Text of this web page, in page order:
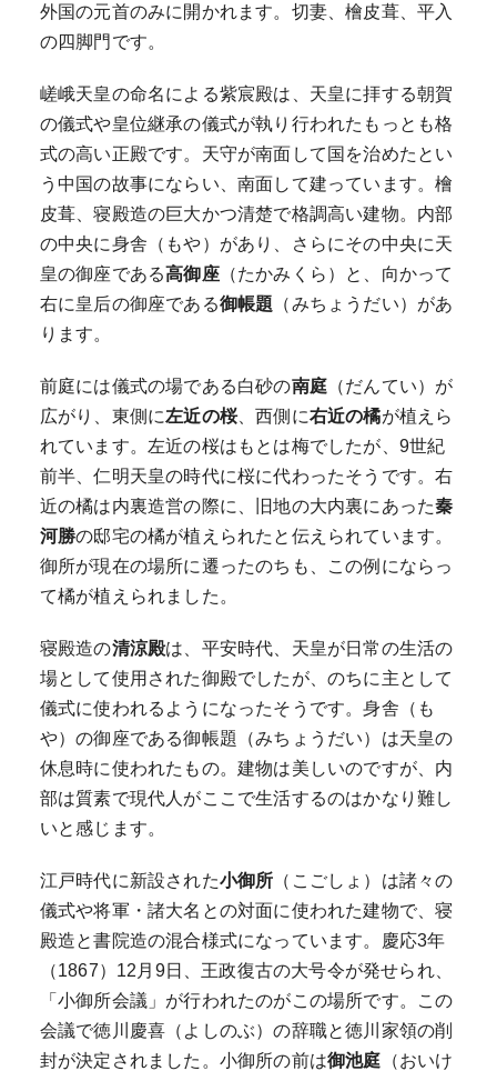
外国の元首のみに開かれます。切妻、檜皮葺、平入
の四脚門です。
嵯峨天皇の命名による紫宸殿は、天皇に拝する朝賀
の儀式や皇位継承の儀式が執り行われたもっとも格
式の高い正殿です。天守が南面して国を治めたとい
う中国の故事にならい、南面して建っています。檜
皮葺、寝殿造の巨大かつ清楚で格調高い建物。内部
の中央に身舎（もや）があり、さらにその中央に天
皇の御座である高御座（たかみくら）と、向かって
右に皇后の御座である御帳題 （みちょうだい）があ
ります。
前庭には儀式の場である白砂の南庭 （だんてい）が
広がり、東側に左近の桜、西側に右近の橘が植えら
れています。左近の桜はもとは梅でしたが、9世紀
前半、仁明天皇の時代に桜に代わったそうです。右
近の橘は内裏造営の際に、旧地の大内裏にあった秦
河勝の邸宅の橘が植えられたと伝えられています。
御所が現在の場所に遷ったのちも、この例にならっ
て橘が植えられました。
寝殿造の清涼殿は、平安時代、天皇が日常の生活の
場として使用された御殿でしたが、のちに主として
儀式に使われるようになったそうです。身舎（も
や）の御座である御帳題（みちょうだい）は天皇の
休息時に使われたもの。建物は美しいのですが、内
部は質素で現代人がここで生活するのはかなり難し
いと感じます。
江戸時代に新設された小御所 （こごしょ）は諸々の
儀式や将軍・諸大名との対面に使われた建物で、寝
殿造と書院造の混合様式になっています。慶応3年
（1867）12月9日、王政復古の大号令が発せられ、
「小御所会議」が行われたのがこの場所です。この
会議で徳川慶喜（よしのぶ）の辞職と徳川家領の削
封が決定されました。小御所の前は御池庭 （おいけ